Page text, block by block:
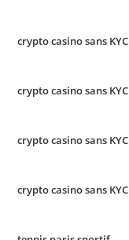
crypto casino sans KYC
crypto casino sans KYC
crypto casino sans KYC
crypto casino sans KYC